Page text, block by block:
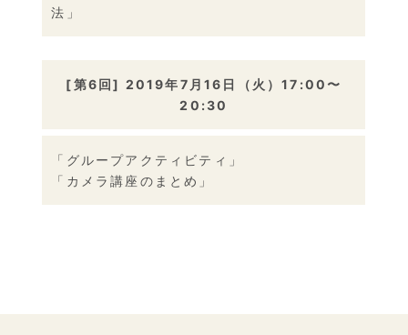
法」
[第6回] 2019年7月16日（火）17:00〜
20:30
「グループアクティビティ」
「カメラ講座のまとめ」